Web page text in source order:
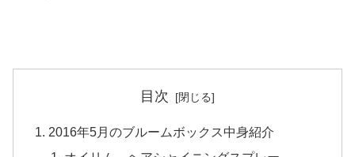
目次
2016年5月のブルームボックス中身紹介